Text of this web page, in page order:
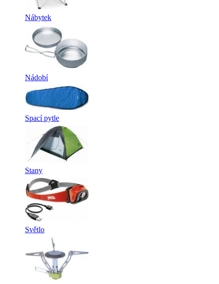
Nábytek
Nádobí
Spací pytle
Stany
Světlo